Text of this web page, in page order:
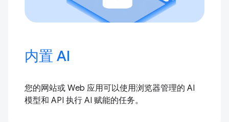
内置 AI
您的网站或 Web 应用可以使用浏览器管理的 AI
模型和 API 执行 AI 赋能的任务。